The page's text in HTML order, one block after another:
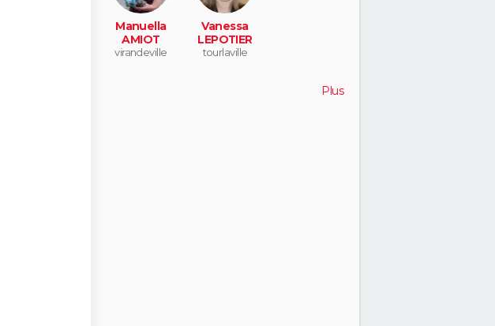
Manuella
AMIOT
virandeville
Vanessa
LEPOTIER
tourlaville
Plus